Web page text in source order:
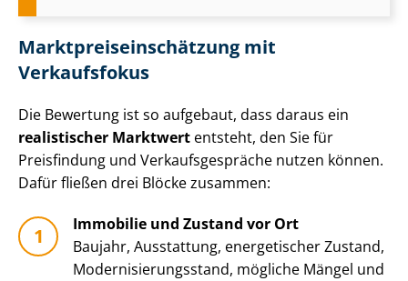
Markt­preis­ein­schät­zung mit
Verkaufsfokus
Die Bewertung ist so aufgebaut, dass daraus ein
realistischer Marktwert entsteht, den Sie für
Preisfindung und Ver­kaufs­ge­sprä­che nutzen können.
Dafür fließen drei Blöcke zusammen:
Immobilie und Zustand vor Ort
Baujahr, Ausstattung, energetischer Zustand,
Mo­der­ni­sie­rungs­stand, mögliche Mängel und